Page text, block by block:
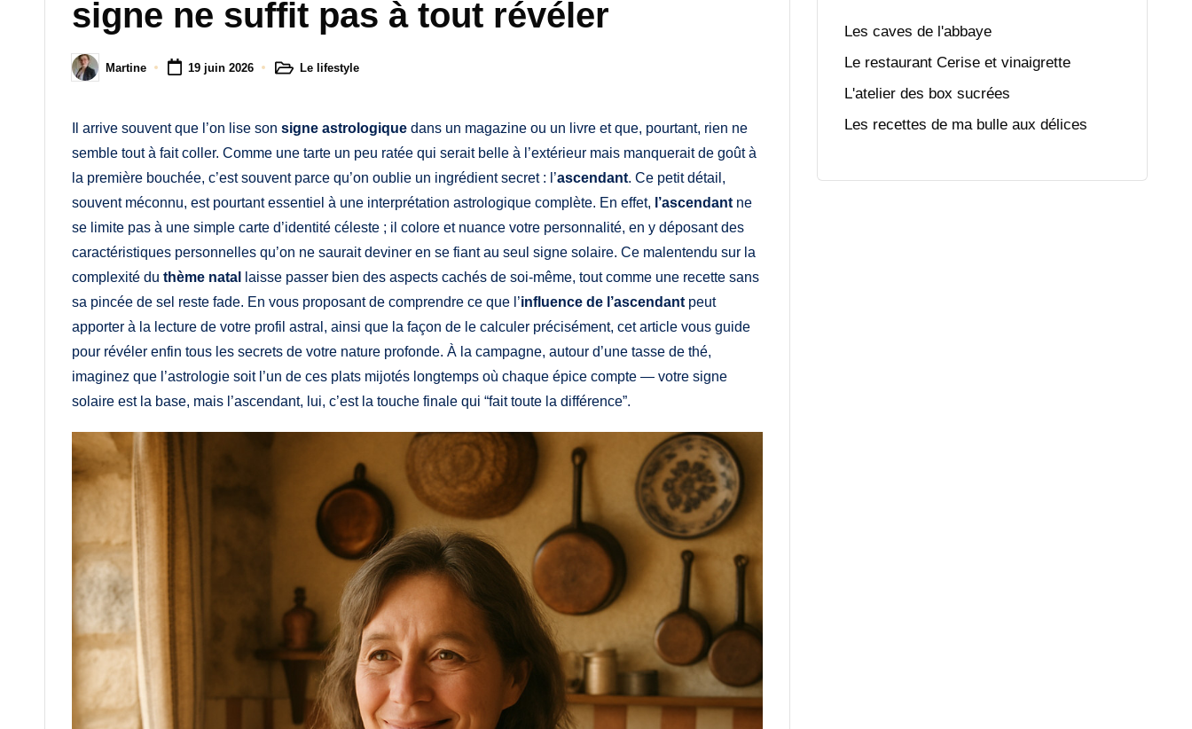
signe ne suffit pas à tout révéler
PostedMartine 19 juin 2026
PostedLe lifestyle
Il arrive souvent que l’on lise son signe astrologique dans un magazine ou un livre et que, pourtant, rien ne
semble tout à fait coller. Comme une tarte un peu ratée qui serait belle à l’extérieur mais manquerait de goût à
la première bouchée, c’est souvent parce qu’on oublie un ingrédient secret : l’ascendant. Ce petit détail,
souvent méconnu, est pourtant essentiel à une interprétation astrologique complète. En effet, l’ascendantne
se limite pas à une simple carte d’identité céleste ; il colore et nuance votre personnalité, en y déposant des
caractéristiques personnelles qu’on ne saurait deviner en se fiant au seul signe solaire. Ce malentendu sur la
complexité du thème natal
laisse passer bien des aspects cachés de soi-même, tout comme une recette sans
sa pincée de sel reste fade. En vous proposant de comprendre ce que l’influence de l’ascendantpeut
apporter à la lecture de votre profil astral, ainsi que la façon de le calculer précisément, cet article vous guide
pour révéler enfin tous les secrets de votre nature profonde. À la campagne, autour d’une tasse de thé,
imaginez que l’astrologie soit l’un de ces plats mijotés longtemps où chaque épice compte — votre signe
solaire est la base, mais l’ascendant, lui, c’est la touche finale qui “fait toute la différence”.
Les caves de l'abbaye
Le restaurant Cerise et vinaigrette
L'atelier des box sucrées
Les recettes de ma bulle aux délices